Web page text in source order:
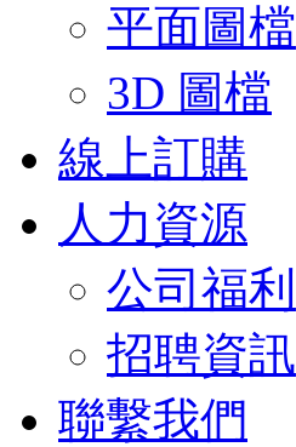
平面圖檔
3D 圖檔
線上訂購
人力資源
公司福利
招聘資訊
聯繫我們